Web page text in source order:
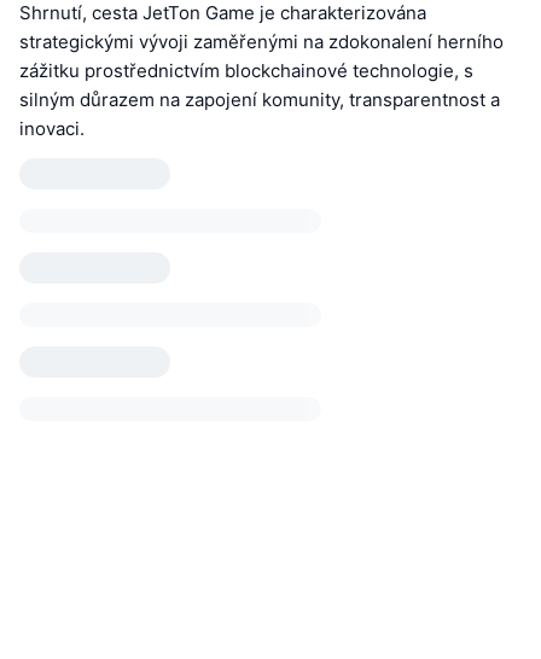
Shrnutí, cesta JetTon Game je charakterizována
strategickými vývoji zaměřenými na zdokonalení herního
zážitku prostřednictvím blockchainové technologie, s
silným důrazem na zapojení komunity, transparentnost a
inovaci.